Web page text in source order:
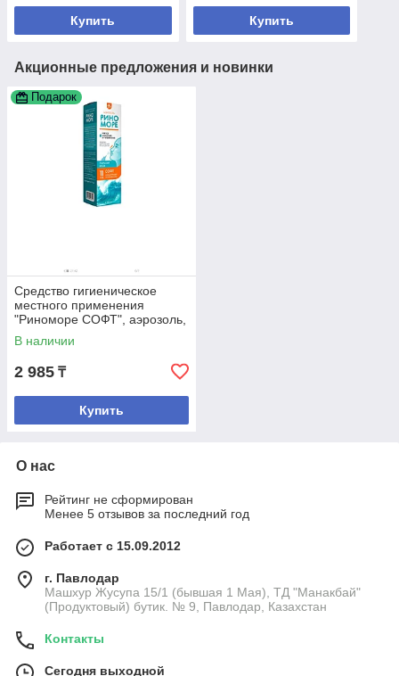
Купить Купить
Акционные предложения и новинки
Подарок
Средство гигиеническое
местного применения
"Риноморе СОФТ", аэрозоль,
150мл.
В наличии
2 985 ₸
Купить
О нас
Рейтинг не сформирован
Менее 5 отзывов за последний год
Работает с 15.09.2012
г. Павлодар
Машхур Жусупа 15/1 (бывшая 1 Мая), ТД "Манакбай"
(Продуктовый) бутик. № 9, Павлодар, Казахстан
Контакты
Сегодня выходной